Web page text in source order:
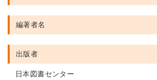
編著者名
出版者
日本図書センター